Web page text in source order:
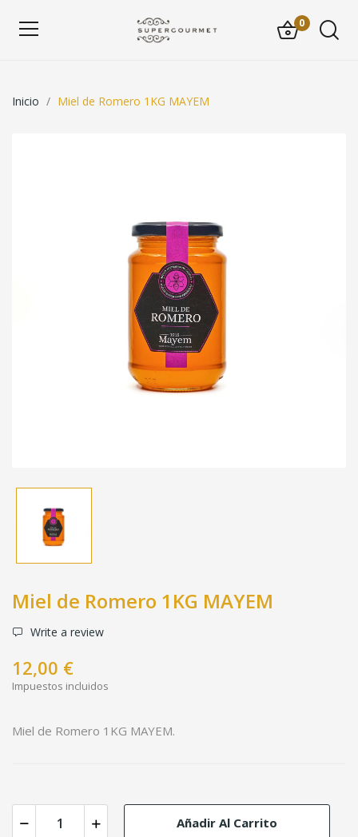
0
Inicio Miel de Romero 1KG MAYEM
Miel de Romero 1KG MAYEM
Write a review
12,00 €
Impuestos incluidos
Miel de Romero 1KG MAYEM.
Añadir Al Carrito